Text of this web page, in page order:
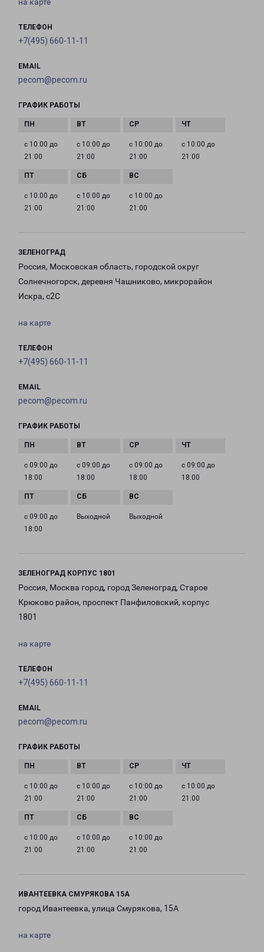
на карте
ТЕЛЕФОН
+7(495) 660-11-11
EMAIL
pecom@pecom.ru
ГРАФИК РАБОТЫ
с 10:00 до
21:00
с 10:00 до
21:00
с 10:00 до
21:00
с 10:00 до
21:00
с 10:00 до
21:00
с 10:00 до
21:00
с 10:00 до
21:00
ЗЕЛЕНОГРАД
Россия, Московская область, городской округ
Солнечногорск, деревня Чашниково, микрорайон
Искра, с2С
на карте
ТЕЛЕФОН
+7(495) 660-11-11
EMAIL
pecom@pecom.ru
ГРАФИК РАБОТЫ
с 09:00 до
18:00
с 09:00 до
18:00
с 09:00 до
18:00
с 09:00 до
18:00
с 09:00 до
18:00
Выходной Выходной
ЗЕЛЕНОГРАД КОРПУС 1801
Россия, Москва город, город Зеленоград, Старое
Крюково район, проспект Панфиловский, корпус
1801
на карте
ТЕЛЕФОН
+7(495) 660-11-11
EMAIL
pecom@pecom.ru
ГРАФИК РАБОТЫ
с 10:00 до
21:00
с 10:00 до
21:00
с 10:00 до
21:00
с 10:00 до
21:00
с 10:00 до
21:00
с 10:00 до
21:00
с 10:00 до
21:00
ИВАНТЕЕВКА СМУРЯКОВА 15А
город Ивантеевка, улица Смурякова, 15А
на карте